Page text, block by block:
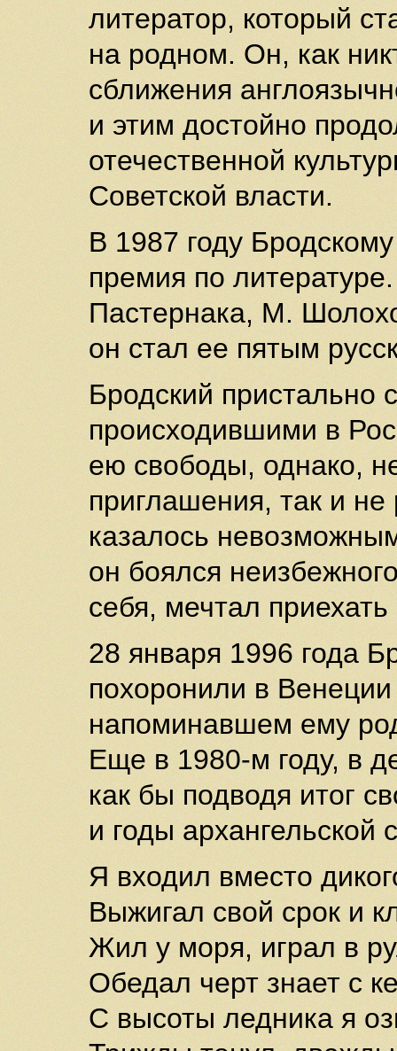
литератор, который
на родном. Он, как
сближения
и этим достойно
отечественной
Советской власти.
В 1987 году
премия по
Пастернака, М.
он стал ее пятым
Бродский пристально
происходившими в
ею свободы, однако,
приглашения, так и
казалось
он боялся
себя, мечтал
28 января 1996 года
похоронили в
напоминавшем ему
Еще в 1980-м году, в
как бы подводя итог
и годы архангельской
Я входил вместо
Выжигал свой срок и
Жил у моря, играл в
Обедал черт знает с
С высоты ледника я